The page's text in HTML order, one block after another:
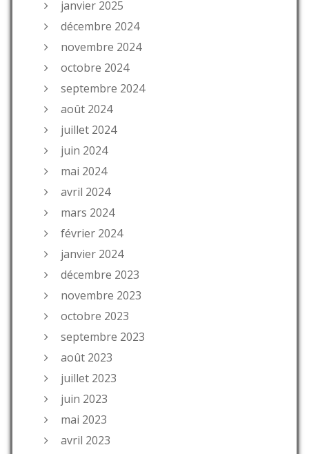
janvier 2025
décembre 2024
novembre 2024
octobre 2024
septembre 2024
août 2024
juillet 2024
juin 2024
mai 2024
avril 2024
mars 2024
février 2024
janvier 2024
décembre 2023
novembre 2023
octobre 2023
septembre 2023
août 2023
juillet 2023
juin 2023
mai 2023
avril 2023